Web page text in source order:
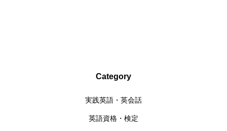
Category
実践英語・英会話
英語資格・検定